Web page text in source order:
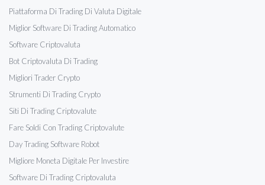
Piattaforma Di Trading Di Valuta Digitale
Miglior Software Di Trading Automatico
Software Criptovaluta
Bot Criptovaluta Di Trading
Migliori Trader Crypto
Strumenti Di Trading Crypto
Siti Di Trading Criptovalute
Fare Soldi Con Trading Criptovalute
Day Trading Software Robot
Migliore Moneta Digitale Per Investire
Software Di Trading Criptovaluta